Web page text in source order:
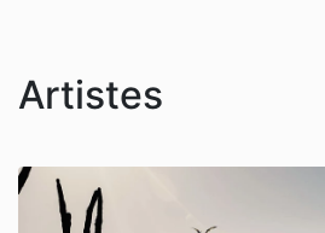
Artistes